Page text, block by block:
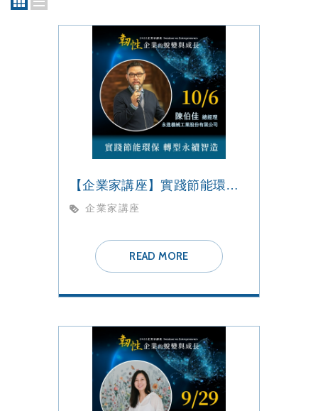
【企業家講座】實踐節能環保 轉型永續智造
企業家講座
READ MORE